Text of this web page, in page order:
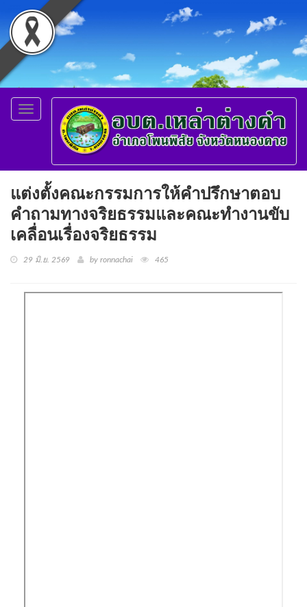
Toggle
navigation
แต่งตั้งคณะกรรมการให้คำปรึกษาตอบ
คำถามทางจริยธรรมและคณะทำงานขับ
เคลื่อนเรื่องจริยธรรม
29 มิ.ย. 2569 by ronnachai 465